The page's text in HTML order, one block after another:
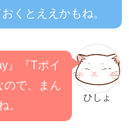
くとええかもね。
ひしょ
』『Tポイ
ので、まん
。